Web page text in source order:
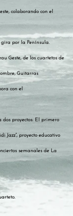
colaborando con el
gira por la Península.
Geste, de los cuartetos de
Guitarras
con el
dos proyectos: El primero
Jazz”, proyecto educativo
semanales de La